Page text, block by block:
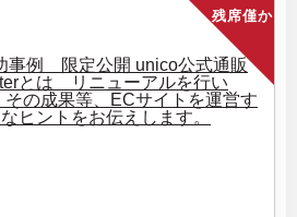
残席僅か
事例 限定公開 unico公式通販
とは リニューアルを行い
の成果等、ECサイトを運営す
ヒントをお伝えします。